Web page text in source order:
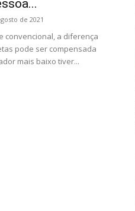
de 2021
convencional, a diferença
pode ser compensada
mais baixo tiver...